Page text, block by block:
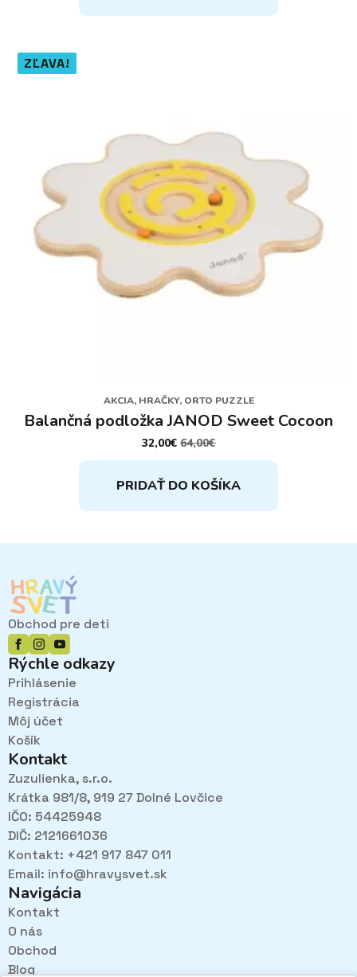
Pri návštevách kamenného obchodu pozorne
načúvame malým aj veľkým, aby sme zistili, čo sa Vám
v obchode páči najviac a mohli sa tak posúvať vpred.
ZĽAVA!
AKCIA, HRAČKY, ORTO PUZZLE
Balančná podložka JANOD Sweet Cocoon
64,00€
PÔVODNÁ
CENA
BOLA:
64,00€.
32,00€ AKTUÁLNA
CENA
32,00€.
PRIDAŤ DO KOŠÍKA
Obchod pre deti
Rýchle odkazy
Prihlásenie
Registrácia
Môj účet
Košík
Kontakt
Zuzulienka, s.r.o.
Krátka 981/8, 919 27 Dolné Lovčice
IČO: 54425948
DIČ: 2121661036
Kontakt: +421 917 847 011
Email: info@hravysvet.sk
Navigácia
Kontakt
O nás
Obchod
Blog